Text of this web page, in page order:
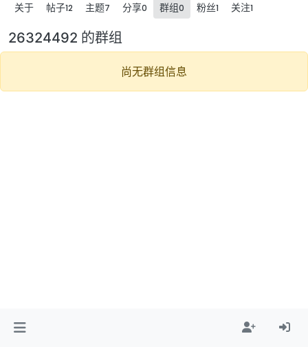
关于 帖子12 主题7 分享0 群组0 粉丝1 关注1
26324492 的群组
尚无群组信息